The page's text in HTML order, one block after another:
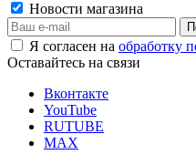
Новости магазина
Я согласен на обработку
Оставайтесь на связи
Вконтакте
YouTube
RUTUBE
MAX